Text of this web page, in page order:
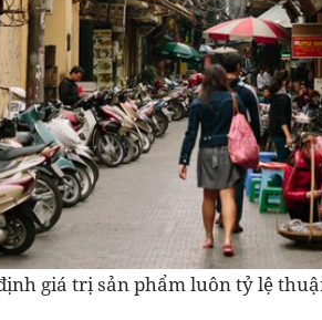
giá trị sản phẩm luôn tỷ lệ